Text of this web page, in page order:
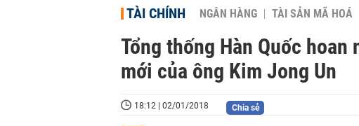
TÀI CHÍNH NGÂN HÀNG TÀI SẢN MÃ HOÁ
Tổng thống Hàn Quốc
mới của ông Kim Jong Un
18:12 | 02/01/2018 Chia sẻ